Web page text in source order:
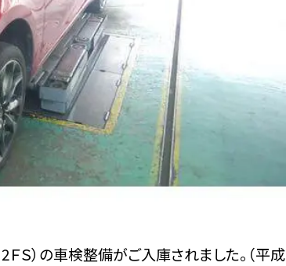
）の車検整備がご入庫されました。（平成